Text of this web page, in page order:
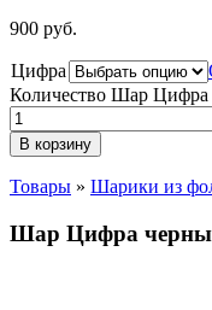
900 руб.
Цифра
Количество Шар Цифра
В корзину
Товары » Шарики из
Шар Цифра